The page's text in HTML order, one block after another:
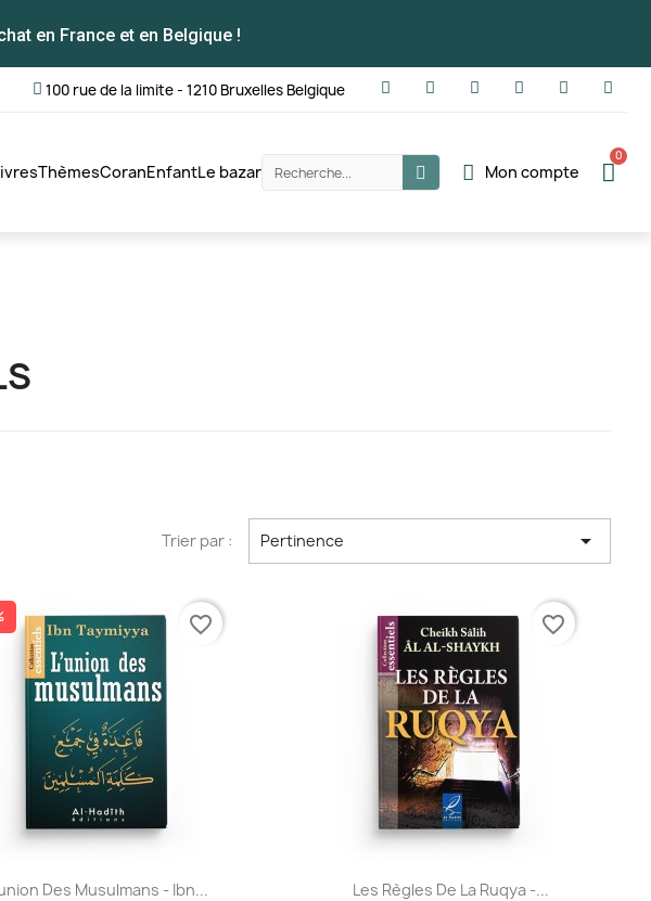
en France et en Belgique !
100 rue de la limite - 1210 Bruxelles Belgique
ThèmesCoranEnfantLe bazar Mon compte
Trier par : Pertinence 
Aperçu rapide
Des Musulmans - Ibn...
favorite_border
Aperçu rapide
Les Règles De La Ruqya -...
favorite_border